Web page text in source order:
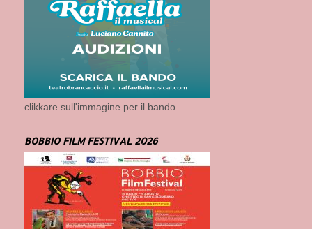
clikkare sull'immagine per il bando
BOBBIO FILM FESTIVAL 2026